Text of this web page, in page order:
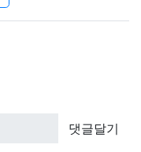
댓글달기